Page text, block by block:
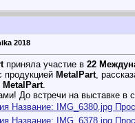
2018
приняла участие в 22
продукцией MetalPart,
MetalPart.
До встречи на выставке в